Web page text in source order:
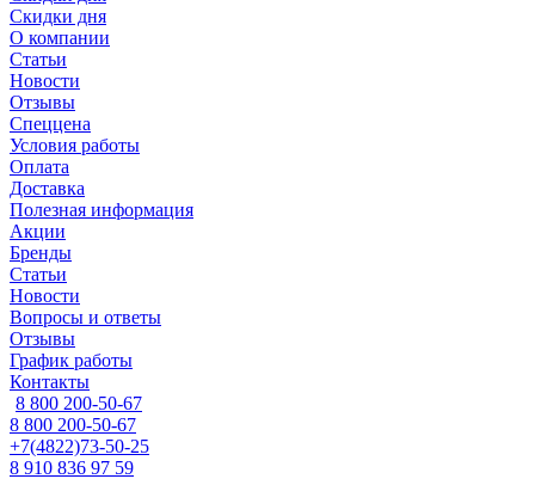
Скидки дня
О компании
Статьи
Новости
Отзывы
Спеццена
Условия работы
Оплата
Доставка
Полезная информация
Акции
Бренды
Статьи
Новости
Вопросы и ответы
Отзывы
График работы
Контакты
8 800 200-50-67
8 800 200-50-67
+7(4822)73-50-25
8 910 836 97 59